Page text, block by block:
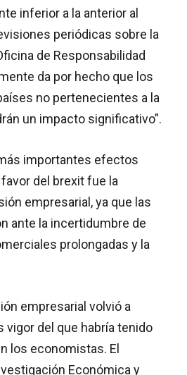
inferior a la anterior al
periódicas sobre la
de Responsabilidad
da por hecho que los
no pertenecientes a la
un impacto significativo”.
importantes efectos
del brexit fue la
empresarial, ya que las
ante la incertidumbre de
prolongadas y la
empresarial volvió a
vigor del que habría tenido
los economistas. El
Económica y